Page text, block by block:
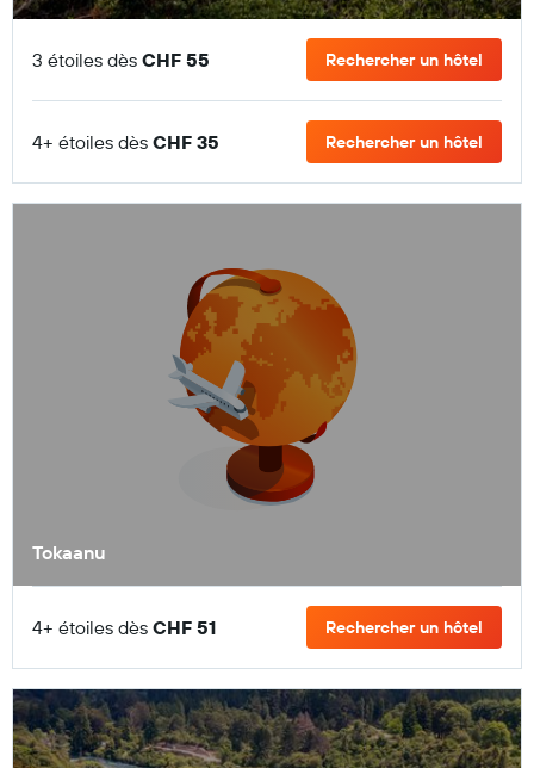
3 étoiles dès CHF 55 Rechercher un hôtel
4+ étoiles dès CHF 35 Rechercher un hôtel
Tokaanu
4+ étoiles dès CHF 51 Rechercher un hôtel